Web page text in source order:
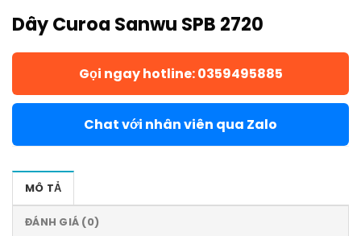
Dây Curoa Sanwu SPB 2720
Gọi ngay hotline: 0359495885
Chat với nhân viên qua Zalo
MÔ TẢ
ĐÁNH GIÁ (0)